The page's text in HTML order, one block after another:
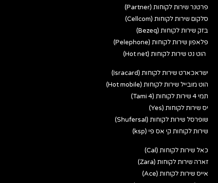
פרטנר שירות לקוחות (Partner)
סלקום שירות לקוחות (Cellcom)
בזק שירות לקוחות (Bezeq)
פלאפון שירות לקוחות (Pelephone)
הוט נט שירות לקוחות (Hot net)
ישראכארט שירות לקוחות (Isracard)
הוט מובייל שירות לקוחות (Hot mobile)
תמי 4 שירות לקוחות (Tami 4)
יס שירות לקוחות (Yes)
שופרסל שירות לקוחות (Shufersal)
שירות לקוחות קי אס פי (ksp)
כאל שירות לקוחות (Cal)
זארה שירות לקוחות (Zara)
אייס שירות לקוחות (Ace)